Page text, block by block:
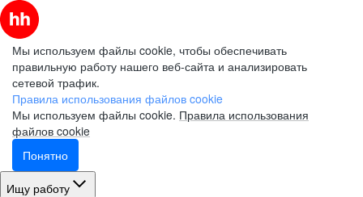
Мы используем файлы cookie, чтобы обеспечивать
правильную работу нашего веб-сайта и анализировать
сетевой трафик.
Правила использования файлов cookie
Мы используем файлы cookie. Правила использования
файлов cookie
Понятно
Ищу работу